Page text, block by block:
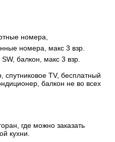
номера,
номера, макс 3 взр.
балкон, макс 3 взр.
спутниковое TV, бесплатный
балкон не во всех
где можно заказать
кухни.